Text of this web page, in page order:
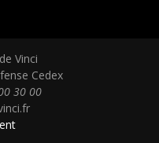
Vinci
Cedex
30 00